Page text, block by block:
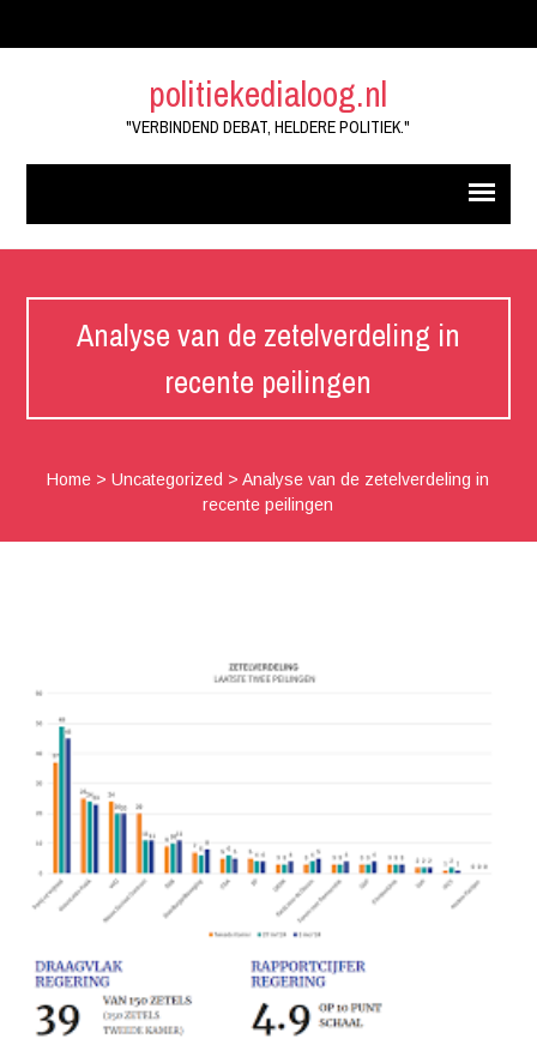
politiekedialoog.nl
"VERBINDEND DEBAT, HELDERE POLITIEK."
Analyse van de zetelverdeling in
recente peilingen
Home >Uncategorized >Analyse van de zetelverdeling in
recente peilingen